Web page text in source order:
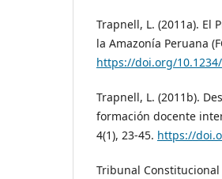
Trapnell, L. (2011a). El
la Amazonía Peruana
https://doi.org/
Trapnell, L. (2011b).
formación docente
4(1), 23-45. https://
Tribunal Constitucional